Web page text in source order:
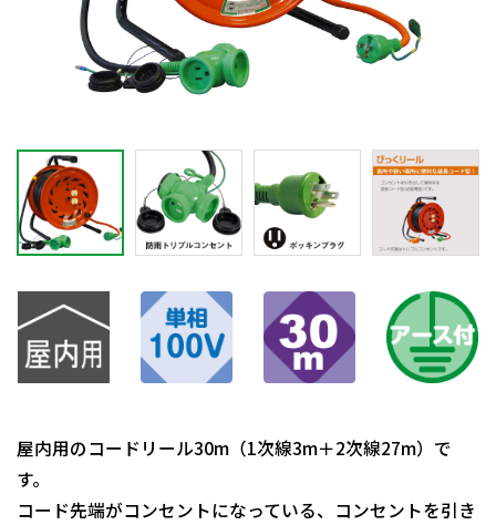
屋内用のコードリール30m（1次線3m＋2次線27m）で
す。
コード先端がコンセントになっている、コンセントを引き